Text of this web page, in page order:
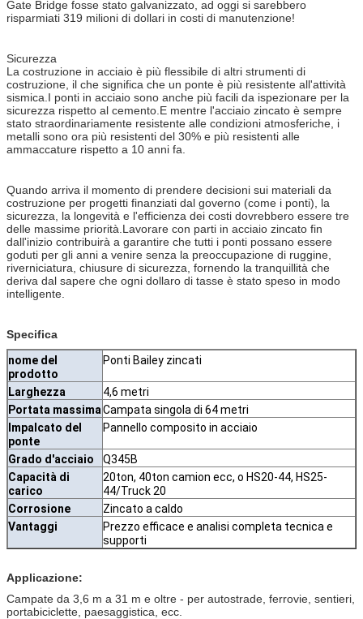
Gate Bridge fosse stato galvanizzato, ad oggi si sarebbero
risparmiati 319 milioni di dollari in costi di manutenzione!
Sicurezza
La costruzione in acciaio è più flessibile di altri strumenti di
costruzione, il che significa che un ponte è più resistente all'attività
sismica.I ponti in acciaio sono anche più facili da ispezionare per la
sicurezza rispetto al cemento.E mentre l'acciaio zincato è sempre
stato straordinariamente resistente alle condizioni atmosferiche, i
metalli sono ora più resistenti del 30% e più resistenti alle
ammaccature rispetto a 10 anni fa.
Quando arriva il momento di prendere decisioni sui materiali da
costruzione per progetti finanziati dal governo (come i ponti), la
sicurezza, la longevità e l'efficienza dei costi dovrebbero essere tre
delle massime priorità.Lavorare con parti in acciaio zincato fin
dall'inizio contribuirà a garantire che tutti i ponti possano essere
goduti per gli anni a venire senza la preoccupazione di ruggine,
riverniciatura, chiusure di sicurezza, fornendo la tranquillità che
deriva dal sapere che ogni dollaro di tasse è stato speso in modo
intelligente.
Specifica
nome del
prodotto
Ponti Bailey zincati
Larghezza
4,6 metri
Portata massimaCampata singola di 64 metri
Impalcato del
ponte
Pannello composito in acciaio
Grado d'acciaio
Q345B
Capacità di
carico
20ton, 40ton camion ecc, o HS20-44, HS25-
44/Truck 20
Corrosione
Zincato a caldo
Vantaggi
Prezzo efficace e analisi completa tecnica e
supporti
Applicazione:
Campate da 3,6 m a 31 m e oltre - per autostrade, ferrovie, sentieri,
portabiciclette, paesaggistica, ecc.